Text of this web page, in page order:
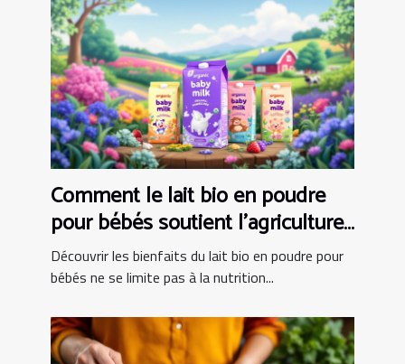
Comment le lait bio en poudre
pour bébés soutient l'agriculture
locale ?
Découvrir les bienfaits du lait bio en poudre pour
bébés ne se limite pas à la nutrition...